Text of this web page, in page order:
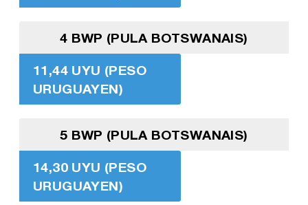
4 BWP (PULA BOTSWANAIS)
11,44 UYU (PESO
URUGUAYEN)
5 BWP (PULA BOTSWANAIS)
14,30 UYU (PESO
URUGUAYEN)